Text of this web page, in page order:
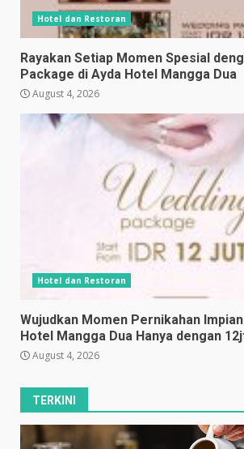
Hotel dan Restoran
Rayakan Setiap Momen Spesial
Package di Ayda Hotel Mangga Dua
August 4, 2026
Hotel dan Restoran
Wujudkan Momen Pernikahan
Hotel Mangga Dua Hanya dengan
August 4, 2026
TERKINI